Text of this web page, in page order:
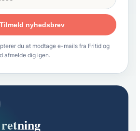
Tilmeld nyhedsbrev
du at modtage e-mails fra Fritid og
afmelde dig igen.